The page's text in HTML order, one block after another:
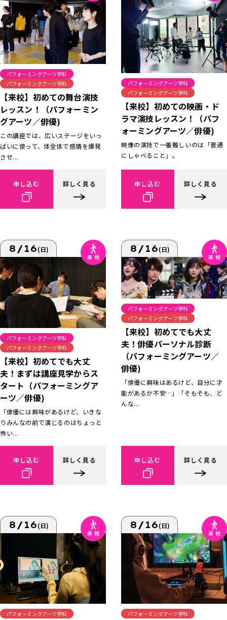
パフォーミングアーツ学科
パフォーミングアーツ学科
【来校】初めての舞台演技
レッスン！（パフォーミン
グアーツ／俳優)
この講座では、広いステージをいっ
ぱいに使って、体全体で感情を爆発
させ...
申し込む 詳しく見る
パフォーミングアーツ学科
パフォーミングアーツ学科
【来校】初めての映画・ド
ラマ演技レッスン！（パフ
ォーミングアーツ／俳優)
映像の演技で一番難しいのは「普通
にしゃべること」。
申し込む 詳しく見る
8/16(日)
パフォーミングアーツ学科
パフォーミングアーツ学科
【来校】初めてでも大丈
夫！まずは講座見学からス
タート（パフォーミングア
ーツ／俳優)
「俳優には興味があるけど、いきな
りみんなの前で演じるのはちょっと
怖い...
申し込む 詳しく見る
8/16(日)
パフォーミングアーツ学科
パフォーミングアーツ学科
【来校】初めてでも大丈
夫！俳優パーソナル診断
（パフォーミングアーツ／
俳優)
「俳優に興味はあるけど、自分に才
能があるか不安…」「そもそも、ど
んな...
申し込む 詳しく見る
8/16(日)
パフォーミングアーツ学科
8/16(日)
パフォーミングアーツ学科